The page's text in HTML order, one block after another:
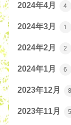
2024年4月 4
2024年3月 1
2024年2月 2
2024年1月 6
2023年12月 8
2023年11月 5